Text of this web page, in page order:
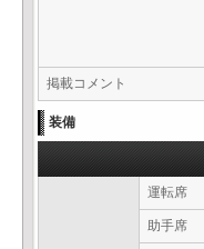
掲載コメント
装備
運転席
助手席